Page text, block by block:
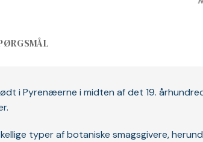
i Pyrenæerne i midten af ​​det 19.
typer af botaniske smagsgivere,